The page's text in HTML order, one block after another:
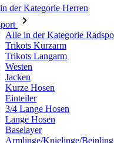
Trikots Langarm
Westen
Jacken
Kurze Hosen
Einteiler
3/4 Lange Hosen
Lange Hosen
Baselayer
Armlinge/Knielinge/Beinlinge
Caps & Mützen
Handschuhe
Socken
Andere